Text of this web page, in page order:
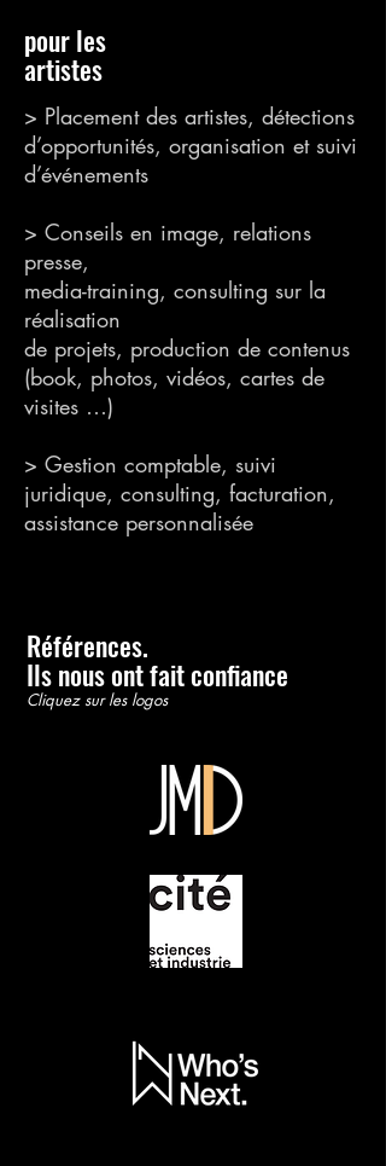
pour les
artistes
> Placement des artistes, détections
d’opportunités, organisation et suivi
d’événements
> Conseils en image, relations
presse,
media-training, consulting sur la
réalisation
de projets, production de contenus
(book, photos, vidéos, cartes de
visites …)
> Gestion comptable, suivi
juridique, consulting, facturation,
assistance personnalisée
Références.
Ils nous ont fait confiance
Cliquez sur les logos